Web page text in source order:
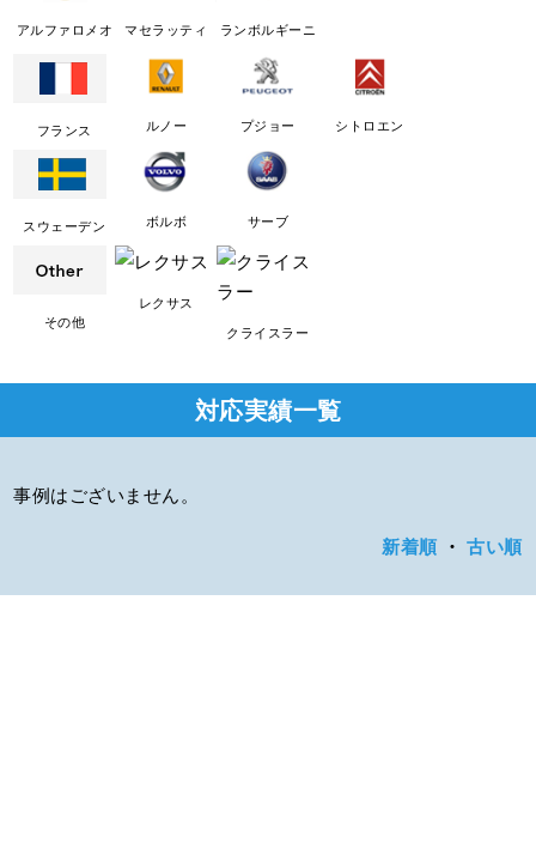
アルファロメオ マセラッティ ランボルギーニ
フランス ルノー プジョー シトロエン
スウェーデン ボルボ サーブ
その他
レクサス
クライスラー
対応実績一覧
事例はございません。
新着順 ・古い順